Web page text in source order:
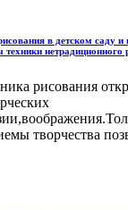
в детском саду и
нетрадиционного
рисования
творчества